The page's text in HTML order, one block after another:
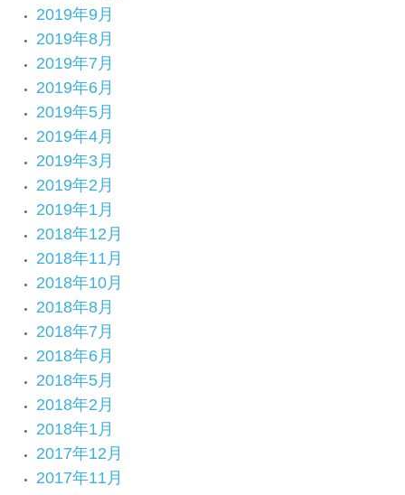
2019年9月
2019年8月
2019年7月
2019年6月
2019年5月
2019年4月
2019年3月
2019年2月
2019年1月
2018年12月
2018年11月
2018年10月
2018年8月
2018年7月
2018年6月
2018年5月
2018年2月
2018年1月
2017年12月
2017年11月